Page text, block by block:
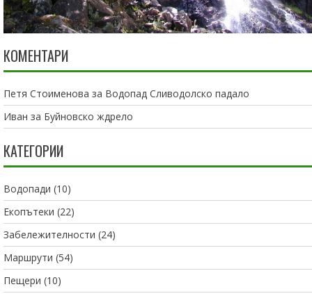
КОМЕНТАРИ
Петя Стоименова за Водопад Сливодолско падало
Иван за Буйновско ждрело
КАТЕГОРИИ
Водопади (10)
Екопътеки (22)
Забележителности (24)
Маршрути (54)
Пещери (10)